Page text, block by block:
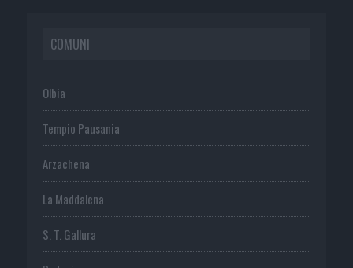
COMUNI
Olbia
Tempio Pausania
Arzachena
La Maddalena
S. T. Gallura